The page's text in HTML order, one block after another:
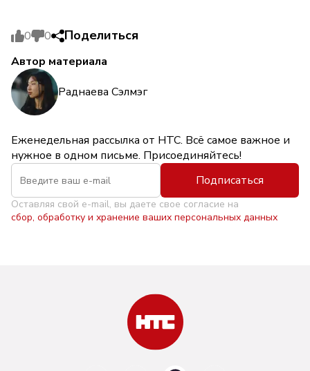
0 0 Поделиться
Автор материала
Раднаева Сэлмэг
Еженедельная рассылка от НТС. Всё самое важное и
нужное в одном письме. Присоединяйтесь!
Подписаться
Оставляя свой e-mail, вы даете свое согласие на
сбор, обработку и хранение ваших персональных данных